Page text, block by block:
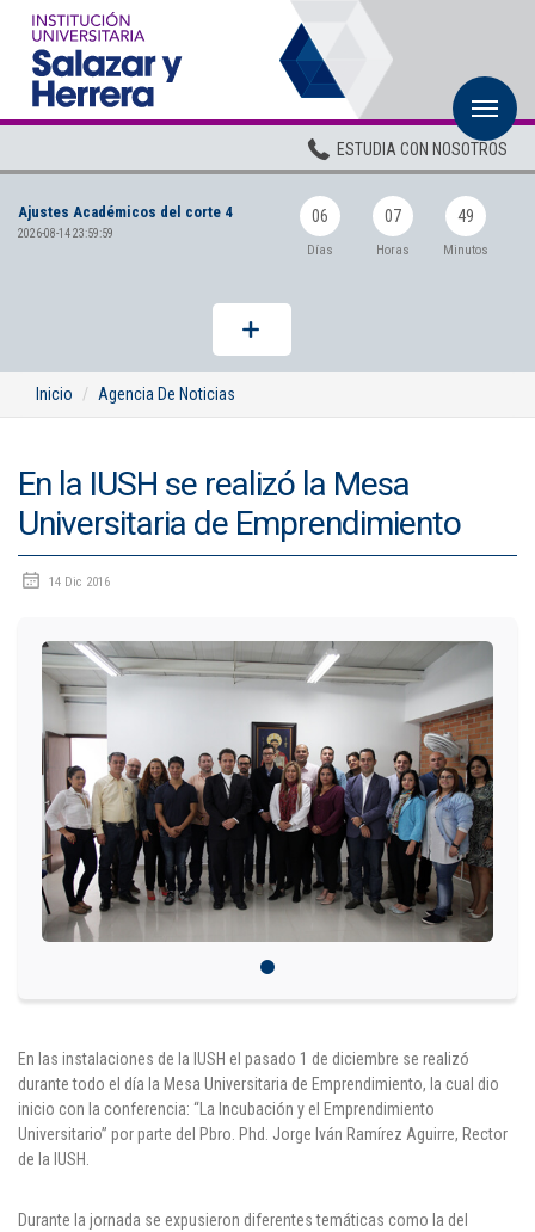
ESTUDIA CON NOSOTROS
Ajustes Académicos del corte 4
2026-08-14 23:59:59
06
Días
07
Horas
49
Minutos
Inicio Agencia De Noticias
En la IUSH se realizó la Mesa
Universitaria de Emprendimiento
14 Dic 2016
En las instalaciones de la IUSH el pasado 1 de diciembre se realizó
durante todo el día la Mesa Universitaria de Emprendimiento, la cual dio
inicio con la conferencia: “La Incubación y el Emprendimiento
Universitario” por parte del Pbro. Phd. Jorge Iván Ramírez Aguirre, Rector
de la IUSH.
Durante la jornada se expusieron diferentes temáticas como la del
Pregrados
Planta Docente
ADMISIONES
BIENESTAR
Centros
BIBLIOTECA
Pastoral
Inscripciones
Estudiantes
Egresados
Docentes
Campus virtual
Pagos
Puntos de pago
Contáctanos